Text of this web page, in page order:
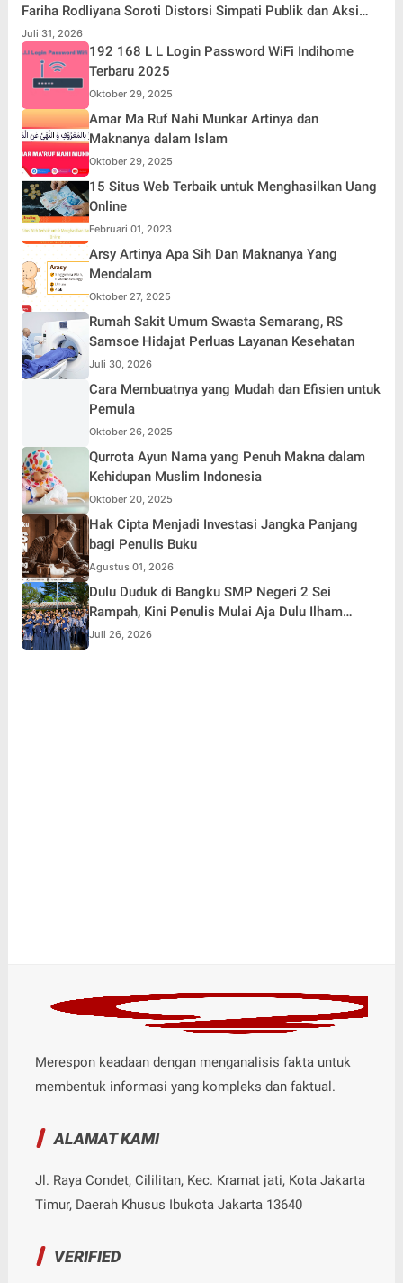
Fariha Rodliyana Soroti Distorsi Simpati Publik dan Aksi
Main Hakim Sendiri
Juli 31, 2026
192 168 L L Login Password WiFi Indihome
Terbaru 2025
Oktober 29, 2025
Amar Ma Ruf Nahi Munkar Artinya dan
Maknanya dalam Islam
Oktober 29, 2025
15 Situs Web Terbaik untuk Menghasilkan Uang
Online
Februari 01, 2023
Arsy Artinya Apa Sih Dan Maknanya Yang
Mendalam
Oktober 27, 2025
Rumah Sakit Umum Swasta Semarang, RS
Samsoe Hidajat Perluas Layanan Kesehatan
Juli 30, 2026
Cara Membuatnya yang Mudah dan Efisien untuk
Pemula
Oktober 26, 2025
Qurrota Ayun Nama yang Penuh Makna dalam
Kehidupan Muslim Indonesia
Oktober 20, 2025
Hak Cipta Menjadi Investasi Jangka Panjang
bagi Penulis Buku
Agustus 01, 2026
Dulu Duduk di Bangku SMP Negeri 2 Sei
Rampah, Kini Penulis Mulai Aja Dulu Ilham
Febryan Kembali sebagai Pemateri untuk
Menginspirasi Generasi Muda
Juli 26, 2026
Merespon keadaan dengan menganalisis fakta untuk
membentuk informasi yang kompleks dan faktual.
ALAMAT KAMI
Jl. Raya Condet, Cililitan, Kec. Kramat jati, Kota Jakarta
Timur, Daerah Khusus Ibukota Jakarta 13640
VERIFIED